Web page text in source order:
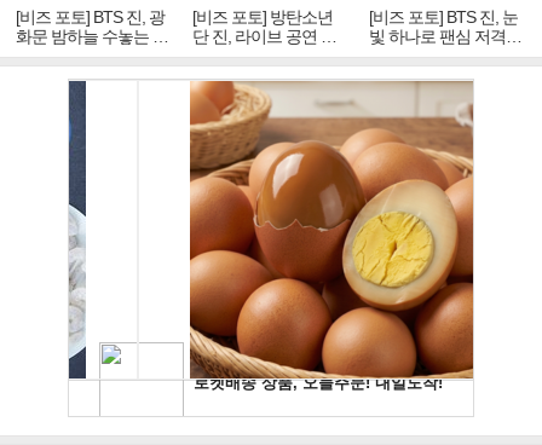
[비즈 포토] BTS 진, 광
화문 밤하늘 수놓는 '비
주얼 킹'의 열창
[비즈 포토] 방탄소년
단 진, 라이브 공연 중
빛나는 독보적 아우라
[비즈 포토] BTS 진, 눈
빛 하나로 팬심 저격…
독보적 카리스마